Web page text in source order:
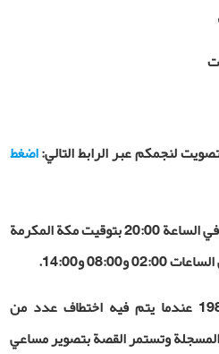
لنجمكم عبر الرابط التالي:اضغط
ويأتيكم مسلسل "سمائي" يوميا في الساعة 20:00 بتوقيت مكة المكرمة
و14:00.
وتنطلق قصة المسلسل عام 1984 عندما يتم فيه اختطاف عدد من
المسجلة وتستمر القصة بتصوير مساعي